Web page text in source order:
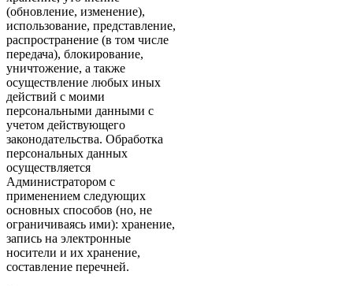
(обновление, изменение),
использование, представление,
распространение (в том числе
передача), блокирование,
уничтожение, а также
осуществление любых иных
действий с моими
персональными данными с
учетом действующего
законодательства. Обработка
персональных данных
осуществляется
Администратором с
применением следующих
основных способов (но, не
ограничиваясь ими): хранение,
запись на электронные
носители и их хранение,
составление перечней.